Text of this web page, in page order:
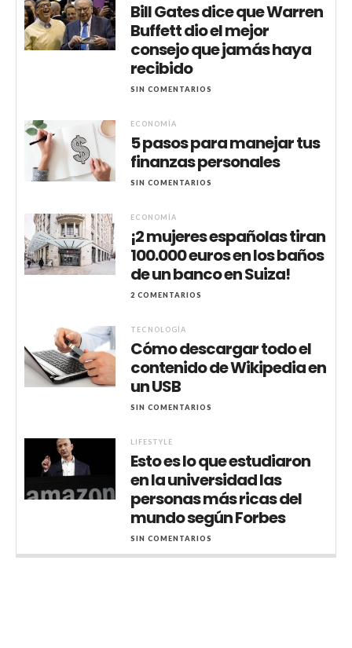
Bill Gates dice que Warren
Buffett dio el mejor
consejo que jamás haya
recibido
SIN COMENTARIOS
ECONOMÍA
5 pasos para manejar tus
finanzas personales
SIN COMENTARIOS
ECONOMÍA
¡2 mujeres españolas tiran
100.000 euros en los baños
de un banco en Suiza!
2 COMENTARIOS
TECNOLOGÍA
Cómo descargar todo el
contenido de Wikipedia en
un USB
SIN COMENTARIOS
LIFESTYLE
Esto es lo que estudiaron
en la universidad las
personas más ricas del
mundo según Forbes
SIN COMENTARIOS